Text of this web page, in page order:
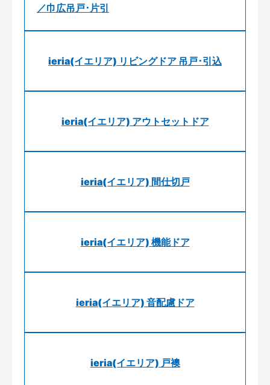
／巾広吊戸･片引
ieria(イエリア) リビングドア 吊戸･引込
ieria(イエリア) アウトセットドア
ieria(イエリア) 間仕切戸
ieria(イエリア) 機能ドア
ieria(イエリア) 音配慮ドア
ieria(イエリア) 戸襖